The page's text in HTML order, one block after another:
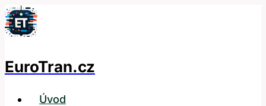
Přeskočit
na
EuroTran.cz
Úvod